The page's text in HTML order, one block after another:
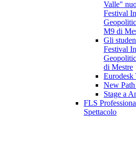
Valle"
Festival
M9 di
Gli
Festival
di Mestre
New
Stage a
FLS
Spettacolo